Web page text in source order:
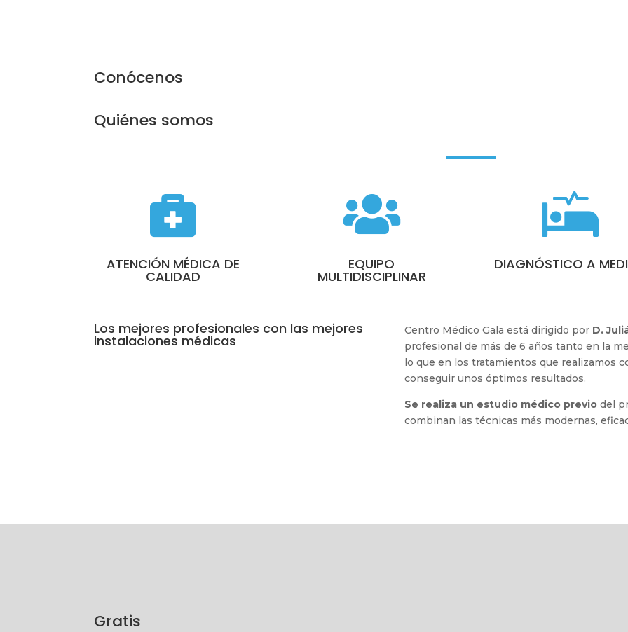
Conócenos
Quiénes somos

ATENCIÓN MÉDICA DE
CALIDAD

EQUIPO
MULTIDISCIPLINAR

DIAGNÓSTICO A
Los mejores profesionales con las mejores
instalaciones médicas
Centro Médico Gala está dirigido por D.
profesional de más de 6 años tanto en la
lo que en los tratamientos que realizamos
conseguir unos óptimos resultados.
Se realiza un estudio médico previo del
combinan las técnicas más modernas,
Gratis